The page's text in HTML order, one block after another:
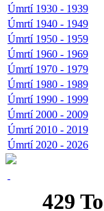
Úmrtí 1930 - 1939
Úmrtí 1940 - 1949
Úmrtí 1950 - 1959
Úmrtí 1960 - 1969
Úmrtí 1970 - 1979
Úmrtí 1980 - 1989
Úmrtí 1990 - 1999
Úmrtí 2000 - 2009
Úmrtí 2010 - 2019
Úmrtí 2020 - 2026